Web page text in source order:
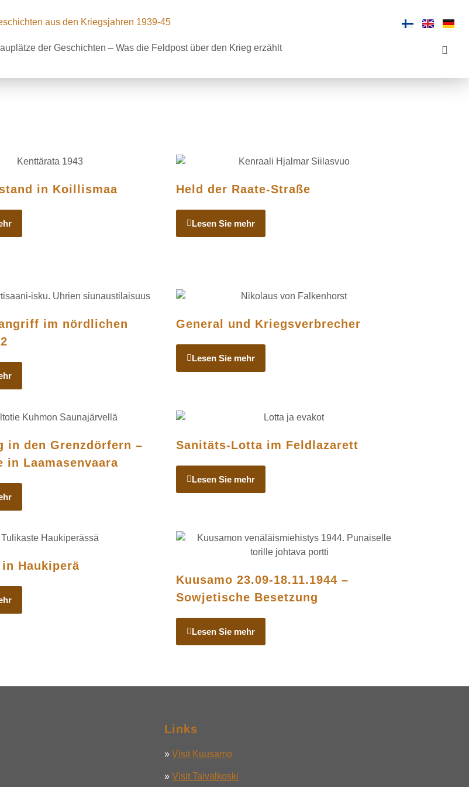
der Geschichten – Was die Feldpost über den Krieg erzählt
in Koillismaa Held der Raate-Straße
Lesen Sie mehr
im nördlichen
General und Kriegsverbrecher
Lesen Sie mehr
in den Grenzdörfern –
in Laamasenvaara
Sanitäts-Lotta im Feldlazarett
Lesen Sie mehr
Haukiperä
Kuusamo 23.09-18.11.1944 –
Sowjetische Besetzung
Lesen Sie mehr
Links
»Visit Kuusamo
»Visit Taivalkoski